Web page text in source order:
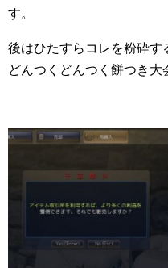
す。
後はひたすらコレを粉砕す
どんつくどんつく餅つき大